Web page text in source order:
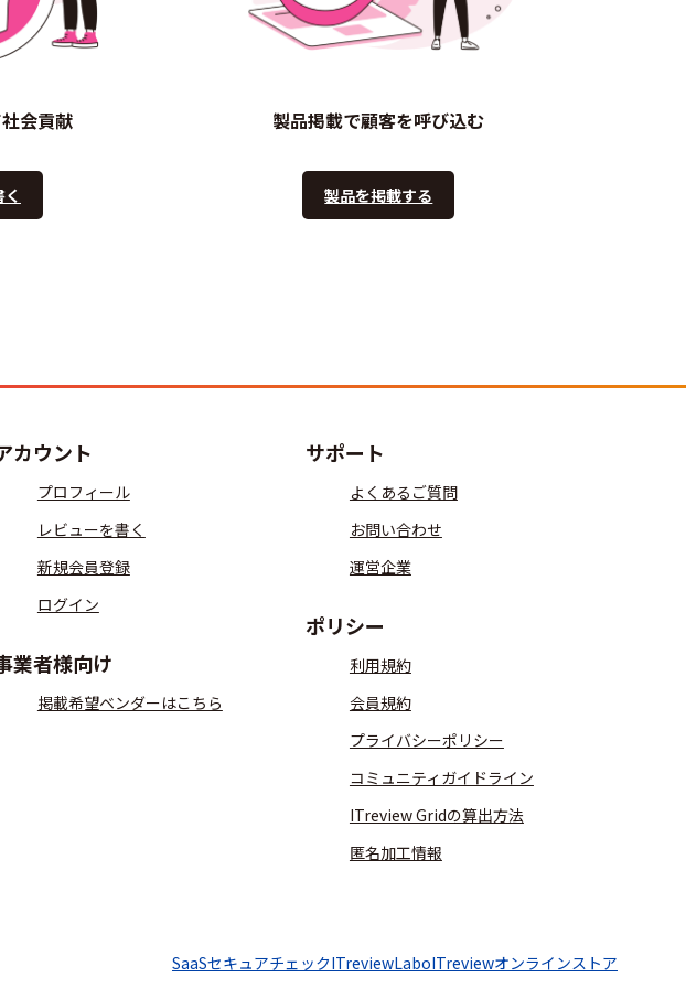
会貢献 製品掲載で顧客を呼び込む
製品を掲載する
カウント
プロフィール
レビューを書く
新規会員登録
ログイン
業者様向け
掲載希望ベンダーはこちら
サポート
よくあるご質問
お問い合わせ
運営企業
ポリシー
利用規約
会員規約
プライバシーポリシー
コミュニティガイドライン
ITreview Gridの算出方法
匿名加工情報
SaaSセキュアチェックITreviewLaboITreviewオンラインストア